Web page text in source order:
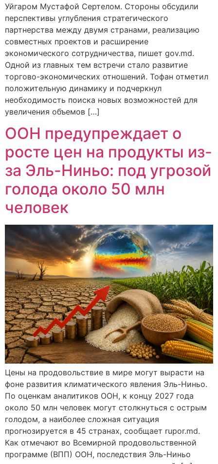
Уйгаром Мустафой Сертелом. Стороны обсудили
перспективы углубления стратегического
партнерства между двумя странами, реализацию
совместных проектов и расширение
экономического сотрудничества, пишет gov.md.
Одной из главных тем встречи стало развитие
торгово-экономических отношений. Тофан отметил
положительную динамику и подчеркнул
необходимость поиска новых возможностей для
увеличения объемов […]
ООН предупреждает о
росте цен на продукты из-
за Эль-Ниньо: под угрозой
голода около 50 млн
человек
Цены на продовольствие в мире могут вырасти на
фоне развития климатического явления Эль-Ниньо.
По оценкам аналитиков ООН, к концу 2027 года
около 50 млн человек могут столкнуться с острым
голодом, а наиболее сложная ситуация
прогнозируется в 45 странах, сообщает rupor.md.
Как отмечают во Всемирной продовольственной
программе (ВПП) ООН, последствия Эль-Ниньо